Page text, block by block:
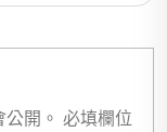
開。 必填欄位